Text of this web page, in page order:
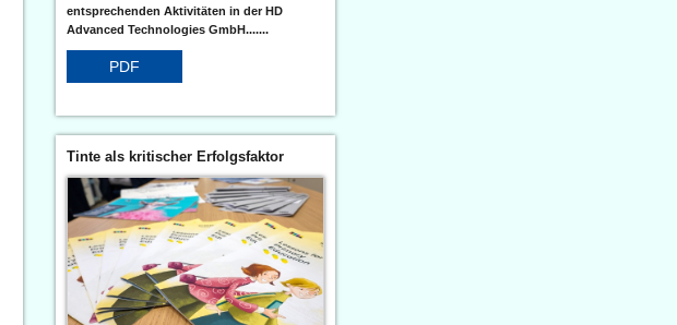
entsprechenden Aktivitäten in der HD
Advanced Technologies GmbH.......
PDF
Tinte als kritischer Erfolgsfaktor